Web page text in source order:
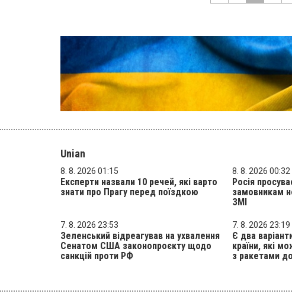
Unian
8. 8. 2026 01:15
Експерти назвали 10 речей, які варто
знати про Прагу перед поїздкою
8. 8. 2026 00:32
Росія
замовникам
ЗМІ
7. 8. 2026 23:53
Зеленський відреагував на ухвалення
Сенатом США законопроєкту щодо
санкцій проти РФ
7. 8. 2026 23:19
Є два
країни, які
з ракетами